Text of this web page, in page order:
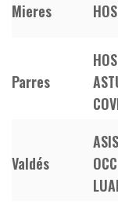
Mieres
Parres
Valdés